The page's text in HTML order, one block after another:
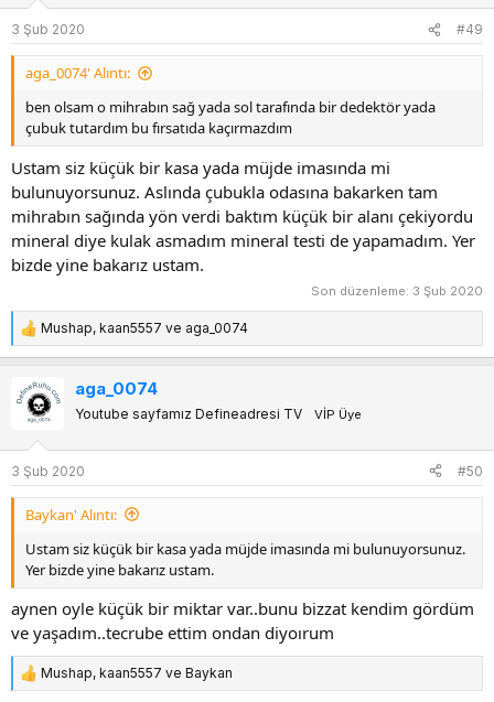
e
:
3 Şub 2020 #49
aga_0074' Alıntı:
ben olsam o mihrabın sağ yada sol tarafında bir dedektör yada
çubuk tutardım bu fırsatıda kaçırmazdım
Ustam siz küçük bir kasa yada müjde imasında mi
bulunuyorsunuz. Aslında çubukla odasına bakarken tam
mihrabın sağında yön verdi baktım küçük bir alanı çekiyordu
mineral diye kulak asmadım mineral testi de yapamadım. Yer
bizde yine bakarız ustam.
Son düzenleme: 3 Şub 2020
T
e
k
e
:
Mushap, kaan5557 ve aga_0074
aga_0074
Youtube sayfamız Defineadresi TV VİP Üye
3 Şub 2020 #50
Baykan' Alıntı:
Ustam siz küçük bir kasa yada müjde imasında mi bulunuyorsunuz.
Yer bizde yine bakarız ustam.
aynen oyle küçük bir miktar var..bunu bizzat kendim gördüm
ve yaşadım..tecrube ettim ondan diyoırum
T
Mushap, kaan5557 ve Baykan